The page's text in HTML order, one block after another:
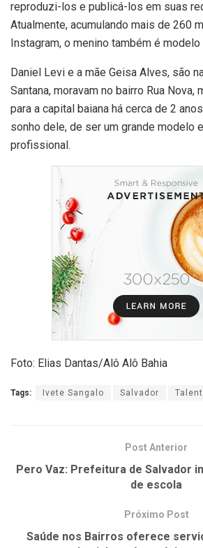
reproduzi-los e publicá-los em suas
Atualmente, acumulando mais de 260
Instagram, o menino também é modelo
Daniel Levi e a mãe Geisa Alves, são
Santana, moravam no bairro Rua Nova,
para a capital baiana há cerca de 2
sonho dele, de ser um grande modelo
profissional.
Foto: Elias Dantas/Alô Alô Bahia
Tags: Ivete Sangalo Salvador
Post Anterior
Pero Vaz: Prefeitura de Salvador
de escola
Próximo Post
Saúde nos Bairros oferece